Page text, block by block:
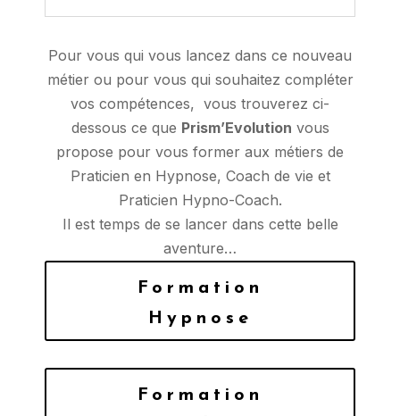
Pour vous qui vous lancez dans ce nouveau
métier ou pour vous qui souhaitez compléter
vos compétences, vous trouverez ci-
dessous ce que Prism’Evolution vous
propose pour vous former aux métiers de
Praticien en Hypnose, Coach de vie et
Praticien Hypno-Coach.
Il est temps de se lancer dans cette belle
aventure…
Formation
Hypnose
Formation